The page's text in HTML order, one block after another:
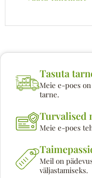
.
7
n
o
l
i
1
,
9
e
i
n
o
n
:
0
,
7
Tasuta
Meie e-poes
tarne.
Turvalised
Meie e-poes
Meil on
väljastamiseks.